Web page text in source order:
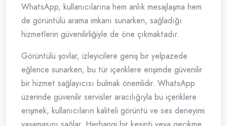
WhatsApp, kullanıcılarına hem anlık mesajlaşma hem
de görüntülü arama imkanı sunarken, sağladığı
hizmetlerin güvenilirliğiyle de öne çıkmaktadır.
Görüntülü şovlar, izleyicilere geniş bir yelpazede
eğlence sunarken, bu tür içeriklere erişimde güvenilir
bir hizmet sağlayıcısı bulmak önemlidir. WhatsApp
üzerinde güvenilir servisler aracılığıyla bu içeriklere
erişmek, kullanıcıların kaliteli görüntü ve ses deneyimi